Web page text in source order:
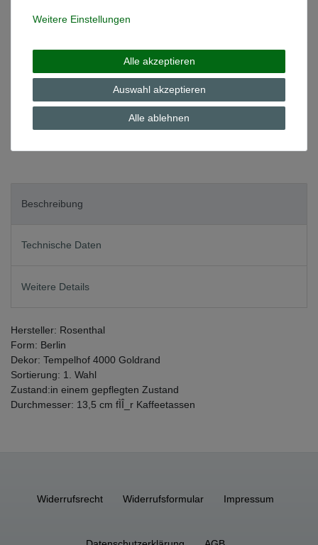
auf Lager
In den Warenkorb
Wunschliste
Beschreibung
Technische Daten
Weitere Details
Hersteller: Rosenthal
Form: Berlin
Dekor: Tempelhof 4000 Goldrand
Sortierung: 1. Wahl
Zustand:in einem gepflegten Zustand
Durchmesser: 13,5 cm fÌÎ_r Kaffeetassen
Widerrufs­recht Widerrufs­formular Impressum
Weitere Einstellungen
Alle akzeptieren
Auswahl akzeptieren
Alle ablehnen